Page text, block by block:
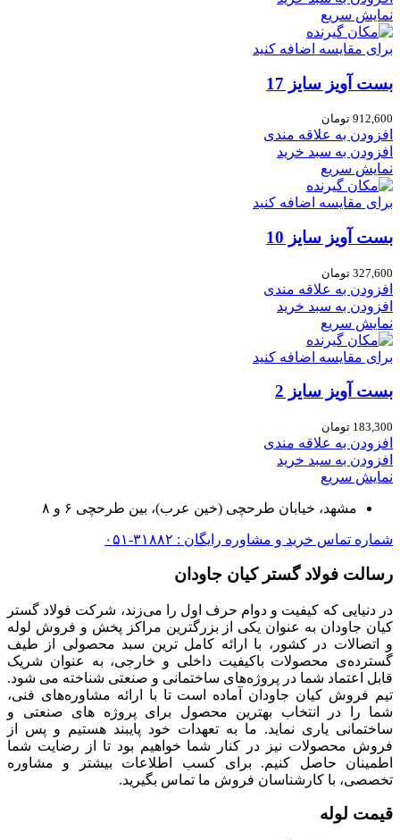
نمایش سریع
برای مقایسه اضافه کنید
بست آویز سایز 17
912,600 تومان
افزودن به علاقه مندی
افزودن به سبد خرید
نمایش سریع
برای مقایسه اضافه کنید
بست آویز سایز 10
327,600 تومان
افزودن به علاقه مندی
افزودن به سبد خرید
نمایش سریع
برای مقایسه اضافه کنید
بست آویز سایز 2
183,300 تومان
افزودن به علاقه مندی
افزودن به سبد خرید
نمایش سریع
مشهد، خیابان طرحچی (خین عرب)، بین طرحچی ۶ و ۸
شماره تماس خرید و مشاوره رایگان : ۳۱۸۸۲-۰۵۱
رسالت فولاد گستر کیان جاودان
در دنیایی که کیفیت و دوام حرف اول را می‌زند، شرکت فولاد گستر
کیان جاودان به عنوان یکی از بزرگترین مراکز پخش و فروش لوله
و اتصالات در کشور، با ارائه کامل ترین سبد محصولی از طیف
گسترده‌‌ی محصولات باکیفیت داخلی و خارجی، به عنوان شریک
قابل اعتماد شما در پروژه‌های ساختمانی و صنعتی شناخته می شود.
تیم فروش کیان جاودان آماده است تا با ارائه مشاوره‌های فنی،
شما را در انتخاب بهترین محصول برای پروژه های صنعتی و
ساختمانی یاری نماید. ما به تعهدات خود پایبند هستیم و پس از
فروش محصولات نیز در کنار شما خواهیم بود تا از رضایت شما
اطمینان حاصل کنیم. برای کسب اطلاعات بیشتر و مشاوره
تخصصی، با کارشناسان فروش ما تماس بگیرید.
قیمت لوله